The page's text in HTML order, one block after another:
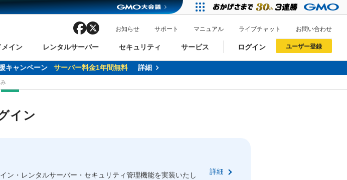
メイン
ドメイン一括検索
WHOIS検索
レンタルサーバー セキュリティ サービス
バリュードメインAPI
facebook お知らせ サポート マニュアル ライブチャット お問い合わせ
ログイン
おすすめ One レンタルサーバーを含む最新の機能を使う方
以下でもログイン可能
ユーザー登録
おすすめ One レンタルサーバーを含む最新の機能を使う方
以下でも登録可能
キャンペーン サーバー料金1年間無料 詳細
イン
ン・レンタルサーバー・セキュリティ管理機能を実装いたし
詳細